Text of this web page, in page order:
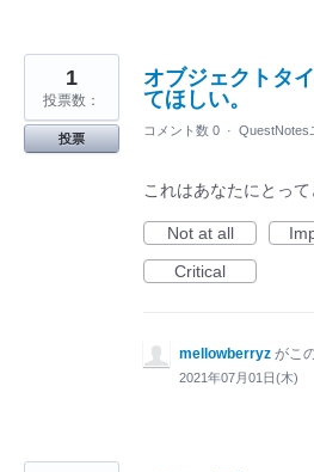
オブジェクトタ
てほしい。
1
投票数：
投票
コメント数 0 · QuestNotes
これはあなたにとっ
Not at all
Critical
mellowberryz がこ
2021年07月01日(木)